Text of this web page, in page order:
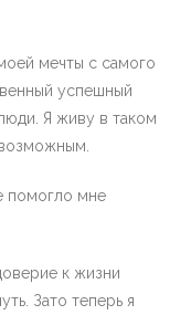
мечты с самого
успешный
Я живу в таком
помогло мне
к жизни
Зато теперь я